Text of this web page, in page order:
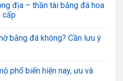
địa – thần tài bằng đá hoa
cấp
bằng đá không? Cần lưu ý
phổ biến hiện nay, ưu và